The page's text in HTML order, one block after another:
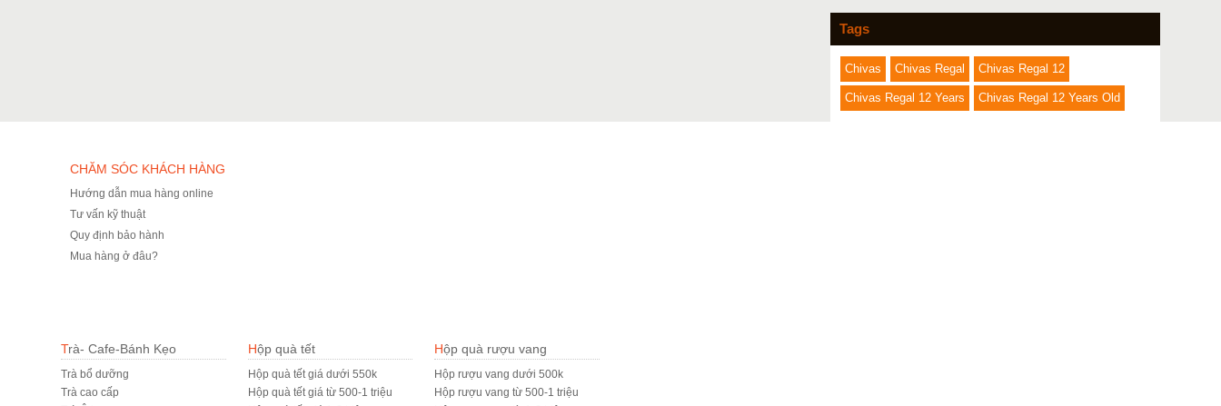
Tags
Chivas Chivas Regal Chivas Regal 12
Chivas Regal 12 Years Chivas Regal 12 Years Old
CHĂM SÓC KHÁCH HÀNG
Hướng dẫn mua hàng online
Tư vấn kỹ thuật
Quy định bảo hành
Mua hàng ở đâu?
Trà- Cafe-Bánh Kẹo
Trà bổ dưỡng
Trà cao cấp
Hộp quà tết
Hộp quà tết giá dưới 550k
Hộp quà tết giá từ 500-1 triệu
Hộp quà rượu vang
Hộp rượu vang dưới 500k
Hộp rượu vang từ 500-1 triệu